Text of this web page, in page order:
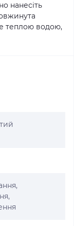
нанесіть
теплою водою,